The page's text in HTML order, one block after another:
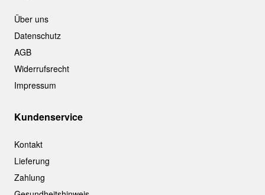
Über uns
Datenschutz
AGB
Widerrufsrecht
Impressum
Kundenservice
Kontakt
Lieferung
Zahlung